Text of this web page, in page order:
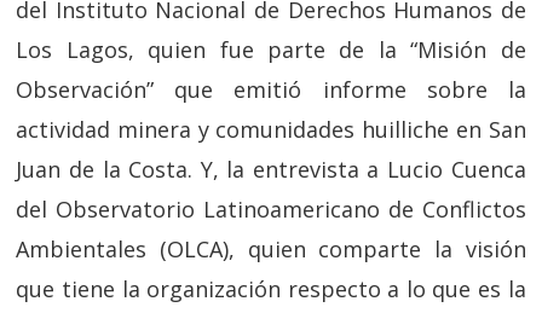
del Instituto Nacional de Derechos Humanos de
Los Lagos, quien fue parte de la “Misión de
Observación” que emitió informe sobre la
actividad minera y comunidades huilliche en San
Juan de la Costa. Y, la entrevista a Lucio Cuenca
del Observatorio Latinoamericano de Conflictos
Ambientales (OLCA), quien comparte la visión
que tiene la organización respecto a lo que es la